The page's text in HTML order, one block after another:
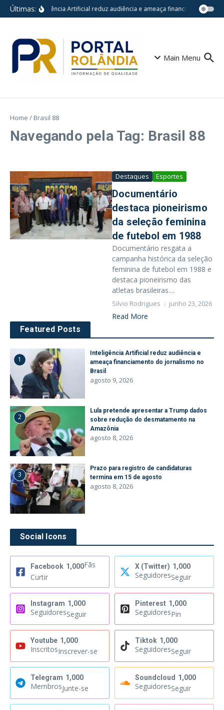
Ir para o conteúdo
Últimas:Inteligência Artificial reduz audiência e ameaça financiamento do
Main Menu
Home / Brasil 88
Navegando pela Tag: Brasil 88
Destaques Esportes
Documentário
destaca pioneirismo
da seleção feminina
de futebol em 1988
Documentário resgata a
campanha histórica da seleção
feminina de futebol em 1988 e
destaca pioneirismo das
atletas brasileiras....
Silvio Rodrigues junho 23, 2026
Read More
Featured Posts
1
Inteligência Artificial reduz audiência e
ameaça financiamento do jornalismo no
Brasil
agosto 9, 2026
2
Lula pretende apresentar a Trump dados
sobre redução do desmatamento na
Amazônia
agosto 8, 2026
3
Prazo para registro de candidaturas
termina em 15 de agosto
agosto 8, 2026
Social Icons
Facebook 1,000Fãs
Curtir
X (Twitter) 1,000
SeguidoresSeguir
Instagram 1,000
SeguidoresSeguir
Pinterest 1,000
SeguidoresPin
Youtube 1,000
InscritosInscrever-se
Tiktok 1,000
SeguidoresSeguir
Telegram 1,000
MembrosJunte-se
Soundcloud 1,000
SeguidoresSeguir